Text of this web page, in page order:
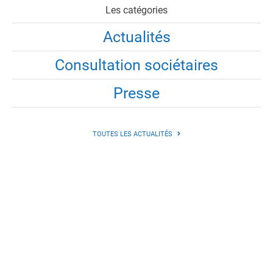
Les catégories
Actualités
Consultation sociétaires
Presse
TOUTES LES ACTUALITÉS